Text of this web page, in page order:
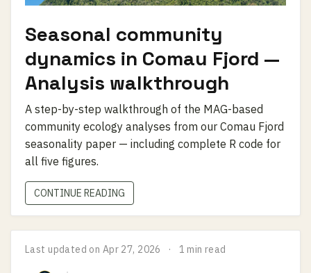
Seasonal community
dynamics in Comau Fjord —
Analysis walkthrough
A step-by-step walkthrough of the MAG-based
community ecology analyses from our Comau Fjord
seasonality paper — including complete R code for
all five figures.
CONTINUE READING
Last updated on Apr 27, 2026 1 min read